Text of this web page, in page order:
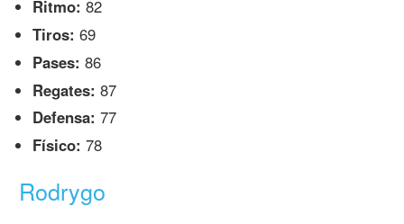
Ritmo: 82
Tiros: 69
Pases: 86
Regates: 87
Defensa: 77
Físico: 78
Rodrygo